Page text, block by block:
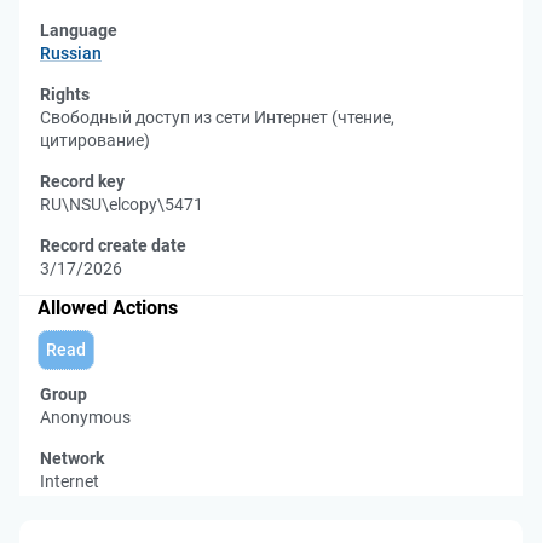
Language
Russian
Rights
Свободный доступ из сети Интернет (чтение,
цитирование)
Record key
RU\NSU\elcopy\5471
Record create date
3/17/2026
Allowed Actions
Read
Group
Anonymous
Network
Internet